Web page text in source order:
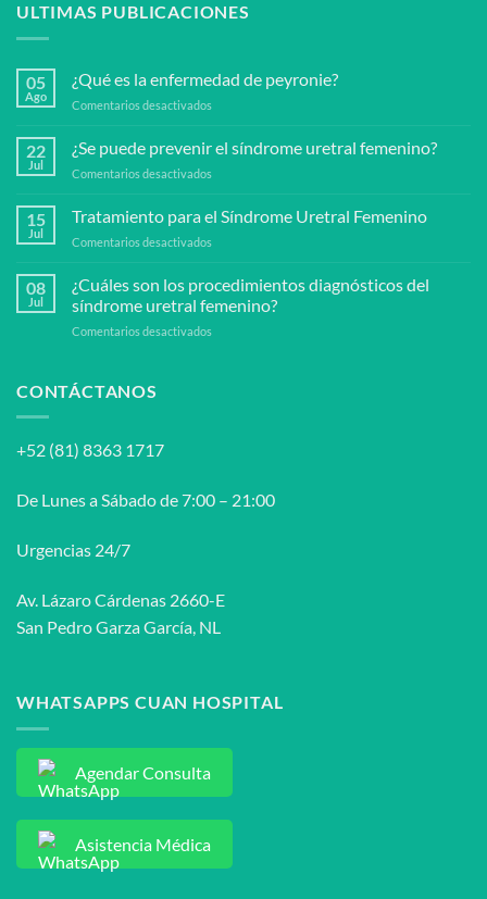
ULTIMAS PUBLICACIONES
05
Ago
¿Qué es la enfermedad de peyronie?
Comentarios desactivados
la
enfermedad
peyronie?
22
Jul
¿Se puede prevenir el síndrome uretral femenino?
Comentarios desactivados
puede
prevenir
el
uretral
femenino?
15
Jul
Tratamiento para el Síndrome Uretral Femenino
Comentarios desactivados
el
Síndrome
Uretral
08
Jul
¿Cuáles son los procedimientos diagnósticos del
síndrome uretral femenino?
Comentarios desactivados
femenino?
CONTÁCTANOS
+52 (81) 8363 1717
De Lunes a Sábado de 7:00 – 21:00
Urgencias 24/7
Av. Lázaro Cárdenas 2660-E
San Pedro Garza García, NL
WHATSAPPS CUAN HOSPITAL
Agendar Consulta
Asistencia Médica